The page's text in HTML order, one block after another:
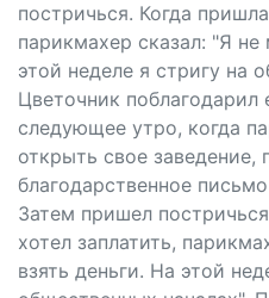
постричься. Когда
парикмахер сказал: "Я не
этой неделе я стригу на
Цветочник поблагодарил
следующее утро, когда
открыть свое
благодарственное
Затем пришел
хотел заплатить,
взять деньги. На этой